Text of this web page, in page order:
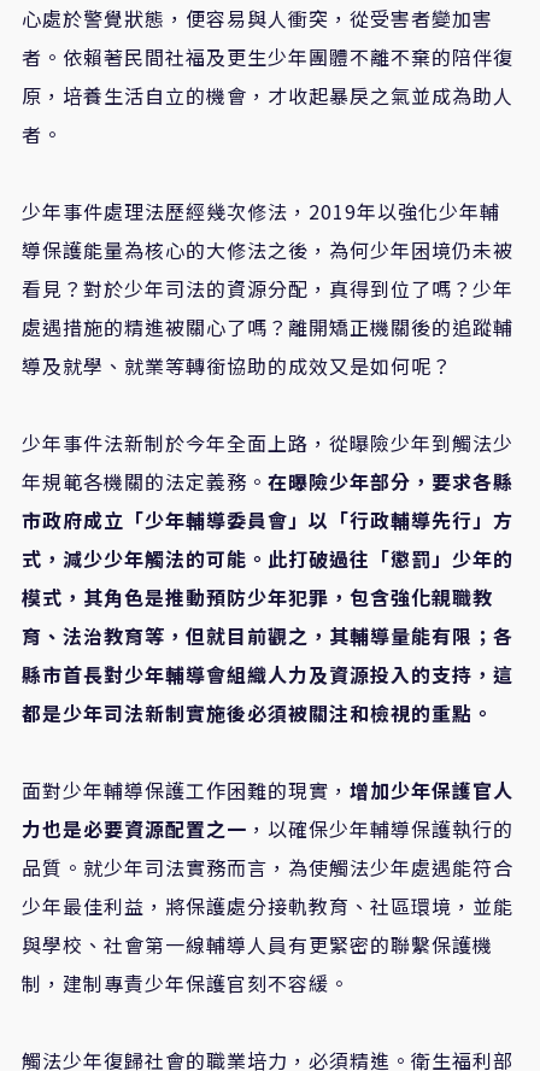
心處於警覺狀態，便容易與人衝突，從受害者變加害
者。依賴著民間社福及更生少年團體不離不棄的陪伴復
原，培養生活自立的機會，才收起暴戾之氣並成為助人
者。
少年事件處理法歷經幾次修法，2019年以強化少年輔
導保護能量為核心的大修法之後，為何少年困境仍未被
看見？對於少年司法的資源分配，真得到位了嗎？少年
處遇措施的精進被關心了嗎？離開矯正機關後的追蹤輔
導及就學、就業等轉銜協助的成效又是如何呢？
少年事件法新制於今年全面上路，從曝險少年到觸法少
年規範各機關的法定義務。 在曝險少年部分，要求各縣
市政府成立「少年輔導委員會」以「行政輔導先行」方
式，減少少年觸法的可能。此打破過往「懲罰」少年的
模式，其角色是推動預防少年犯罪，包含強化親職教
育、法治教育等，但就目前觀之，其輔導量能有限；各
縣市首長對少年輔導會組織人力及資源投入的支持，這
都是少年司法新制實施後必須被關注和檢視的重點。
面對少年輔導保護工作困難的現實， 增加少年保護官人
力也是必要資源配置之一 ，以確保少年輔導保護執行的
品質。就少年司法實務而言，為使觸法少年處遇能符合
少年最佳利益，將保護處分接軌教育、社區環境，並能
與學校、社會第一線輔導人員有更緊密的聯繫保護機
制，建制專責少年保護官刻不容緩。
觸法少年復歸社會的職業培力，必須精進。衛生福利部